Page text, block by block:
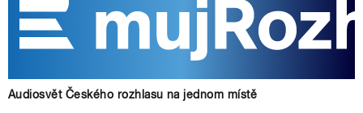
Audiosvět Českého rozhlasu na jednom místě